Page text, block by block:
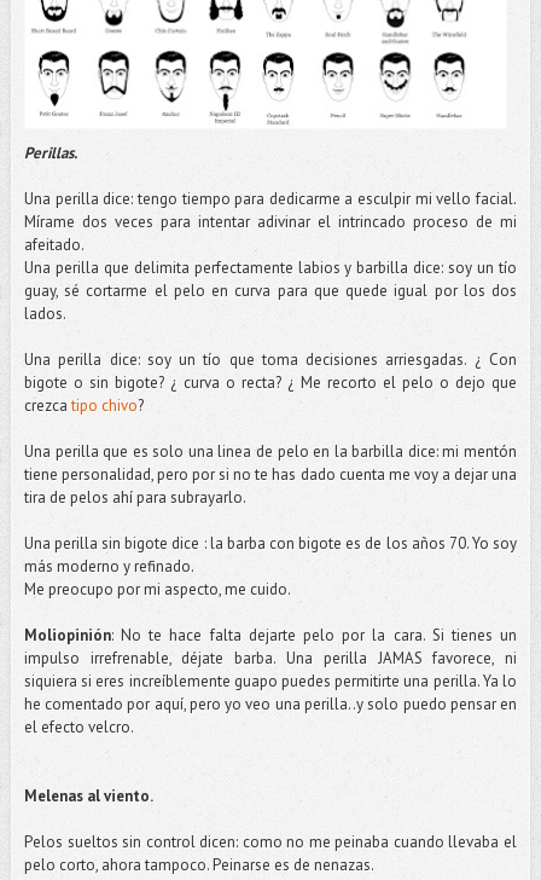
Perillas.
Una perilla dice: tengo tiempo para dedicarme a esculpir mi vello facial.
Mírame dos veces para intentar adivinar el intrincado proceso de mi
afeitado.
Una perilla que delimita perfectamente labios y barbilla dice: soy untío
guay, sé cortarme el pelo en curva para que quede igual por los dos
lados.
Una perilla dice: soy un tío que toma decisiones arriesgadas. ¿ Con
bigote o sin bigote? ¿ curva o recta? ¿ Me recorto el pelo o dejo que
crezcatipo chivo?
Una perilla que es solo una linea de pelo en la barbilla dice: mi mentón
tiene personalidad, pero por si no te has dado cuenta me voy a dejar una
tira de pelos ahí para subrayarlo.
Una perilla sin bigote dice : la barba con bigote es de los años 70. Yo soy
más moderno y refinado.
Me preocupo por mi aspecto, me cuido.
Moliopinión: No te hace falta dejarte pelo por la cara. Si tienes un
impulso irrefrenable, déjate barba. Una perilla JAMAS favorece, ni
siquiera si eres increíblemente guapo puedes permitirte una perilla. Ya lo
he comentado por aquí, pero yo veo una perilla..y solo puedo pensar en
el efecto velcro.
Melenas al viento.
Pelos sueltos sin control dicen: como no me peinaba cuando llevaba el
pelo corto, ahora tampoco. Peinarse es de nenazas.